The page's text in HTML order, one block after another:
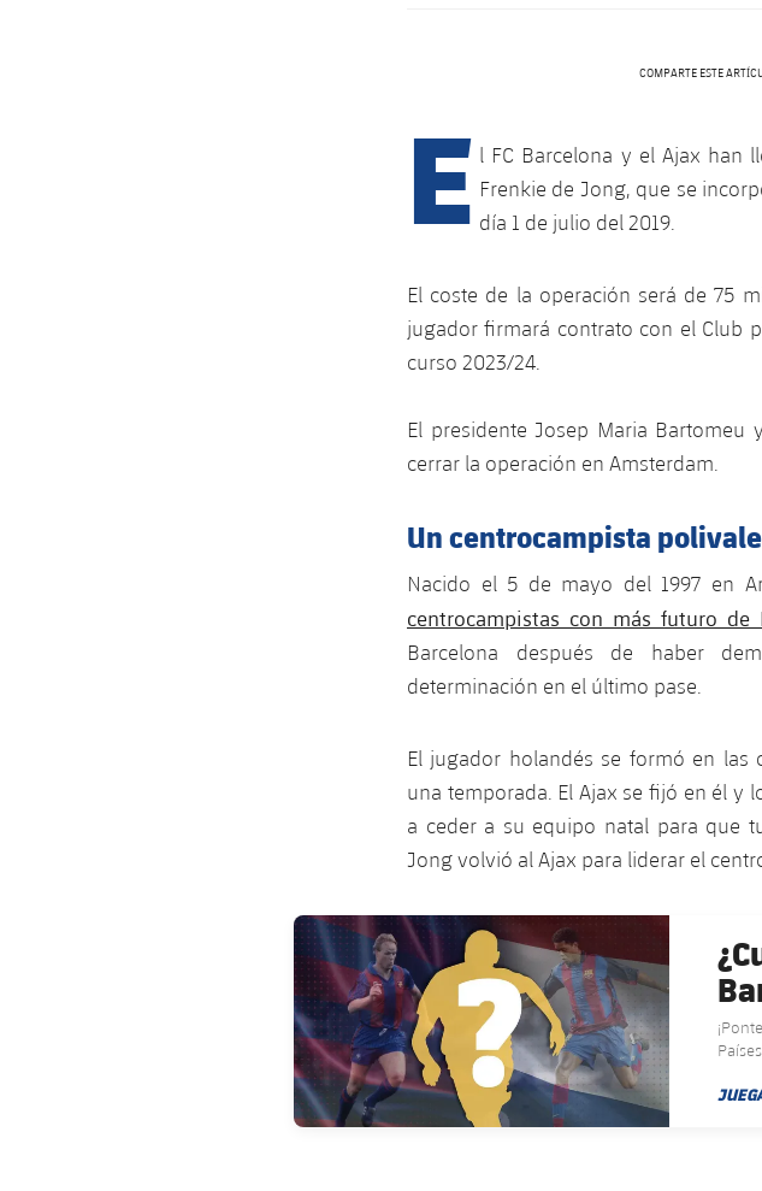
COMPARTE ESTE
E l FC Barcelona y el Ajax han
Frenkie de Jong, que se
día 1 de julio del 2019.
El coste de la operación será de 75
jugador firmará contrato con el Club
curso 2023/24.
El presidente Josep Maria Bartomeu
cerrar la operación en Amsterdam.
Un centrocampista
Nacido el 5 de mayo del 1997 en
centrocampistas con más futuro de
Barcelona después de haber
determinación en el último pase.
El jugador holandés se formó en
una temporada. El Ajax se fijó en él y
a ceder a su equipo natal para que
Jong volvió al Ajax para liderar el
FC Barcelona club badge